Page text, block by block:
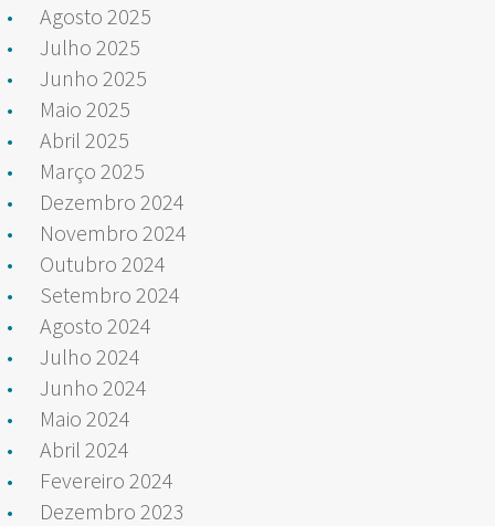
Agosto 2025
Julho 2025
Junho 2025
Maio 2025
Abril 2025
Março 2025
Dezembro 2024
Novembro 2024
Outubro 2024
Setembro 2024
Agosto 2024
Julho 2024
Junho 2024
Maio 2024
Abril 2024
Fevereiro 2024
Dezembro 2023